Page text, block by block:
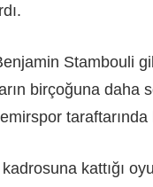
Stambouli
birçoğuna daha
kattığı